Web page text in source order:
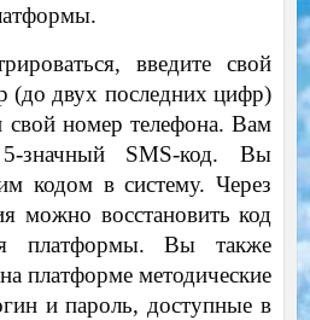
введите свой
двух последних цифр)
свой номер телефона. Вам
5-значный SMS-код. Вы
кодом в систему. Через
можно восстановить код
платформы. Вы также
платформе методические
и пароль, доступные в